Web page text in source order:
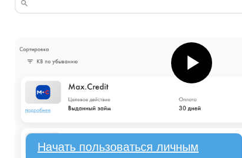
Начать пользоваться личным